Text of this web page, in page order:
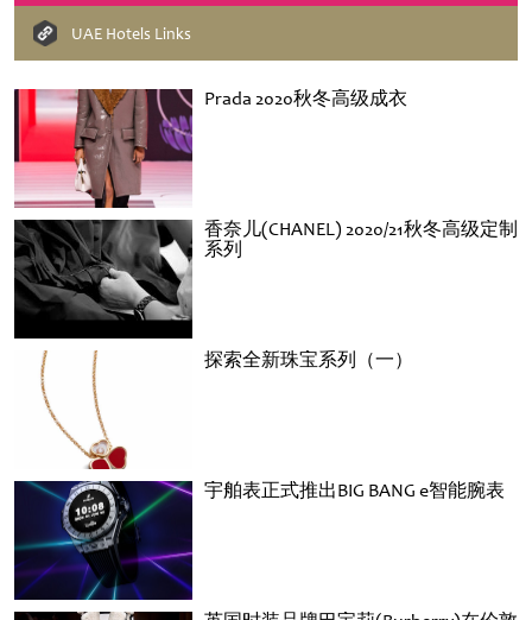
Prada 2020秋冬高级成衣
香奈儿(CHANEL) 2020/21秋冬高级定制
系列
探索全新珠宝系列（一）
宇舶表正式推出BIG BANG e智能腕表
UAE Hotels Links